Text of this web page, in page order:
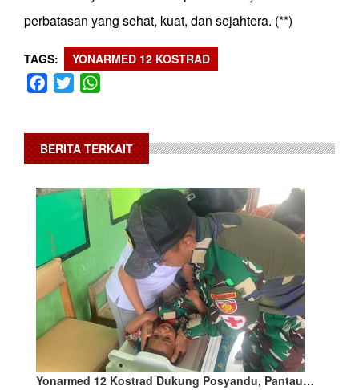
perbatasan yang sehat, kuat, dan sejahtera. (**)
TAGS YONARMED 12 KOSTRAD
Facebook
Twitter
BERITA TERKAIT
Yonarmed 12 Kostrad Dukung Posyandu, Pantau…